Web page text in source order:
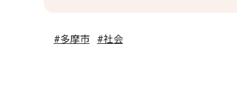
#多摩市 #社会